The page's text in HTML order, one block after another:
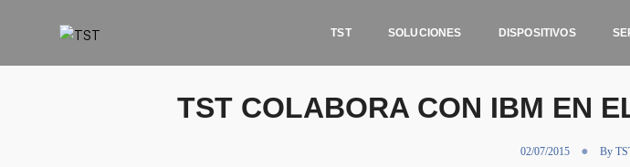
TST SOLUCIONES DISPOSITIVOS
TST COLABORA CON IBM EN
02/07/2015 By